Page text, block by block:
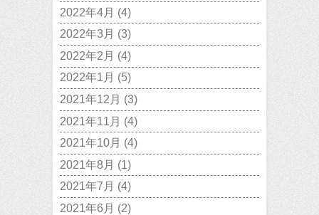
2022年4月 (4)
2022年3月 (3)
2022年2月 (4)
2022年1月 (5)
2021年12月 (3)
2021年11月 (4)
2021年10月 (4)
2021年8月 (1)
2021年7月 (4)
2021年6月 (2)